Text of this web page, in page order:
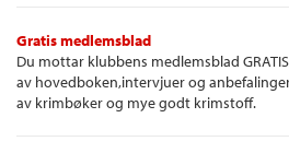
Gratis medlemsblad
Du mottar klubbens medlemsblad
av hovedboken,intervjuer og
av krimbøker og mye godt krimstoff.